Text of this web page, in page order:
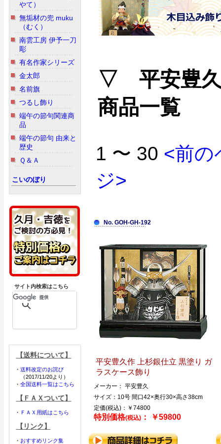
やて）
無垢材の兜 muku
（むく）
南雲工房 伊予一刀
彫
有名作家シリーズ
金太郎
名前旗
つるし飾り
端午の節句関連商
品
端午の節句 由来と
歴史
Ｑ＆Ａ
こいのぼり
サイト内検索はこちら
【送料について】
・ 送料改定のお詫び
（2017/11/20より）
・ 全国送料一覧はこちら
【ＦＡＸついて】
・ ＦＡＸ用紙はこちら
【リンク】
・ おすすめリンク集
▽ 平安豊
商品一覧
1 〜 30 <前の
ジ>
No. GOH-GH-192
平安豊久作 上杉銀仕立 黒塗り ガ
ラスケース飾り
メーカー： 平安豊久
サイズ：10号 間口42×奥行30×高さ38cm
定価(税込)：￥74800
特別価格(税込)： ￥59800